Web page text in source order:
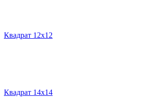
Квадрат 12х12
Квадрат 14х14